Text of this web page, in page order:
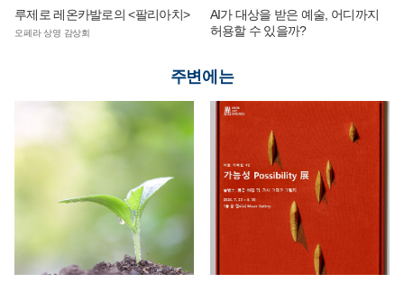
루제로 레온카발로의 <팔리아치>
오페라 상영 감상회
AI가 대상을 받은 예술, 어디까지
허용할 수 있을까?
주변에는